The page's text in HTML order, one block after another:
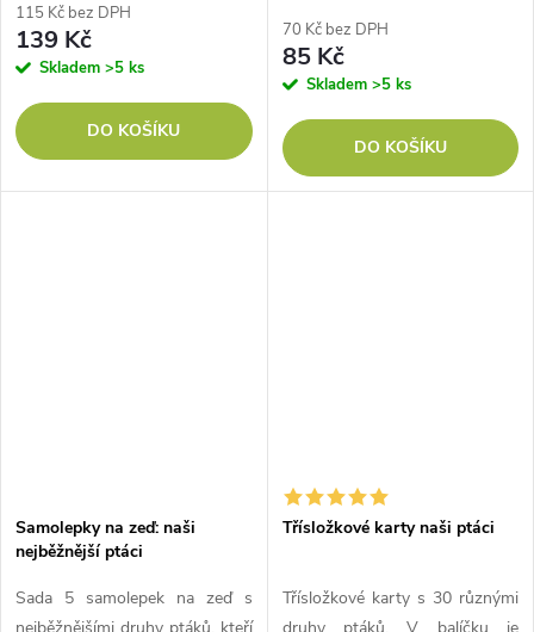
115 Kč bez DPH
139 Kč
Skladem >5 ks
DO KOŠÍKU
70 Kč bez DPH
85 Kč
Skladem >5 ks
DO KOŠÍKU
Samolepky na zeď: naši
nejběžnější ptáci
Sada 5 samolepek na zeď s
Třísložkové karty naši ptáci
Třísložkové karty s 30 různými